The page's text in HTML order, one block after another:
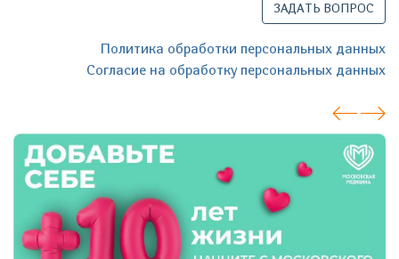
ЗАДАТЬ ВОПРОС
Политика обработки персональных данных
Согласие на обработку персональных данных